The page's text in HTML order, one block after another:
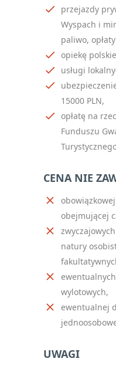
przejazdy
Wyspach i
paliwo,
opiekę
usługi
15000 PLN,
opłatę na
Funduszu
CENA NIE
obejmującej
natury
wylotowych,
ewentualnej
UWAGI